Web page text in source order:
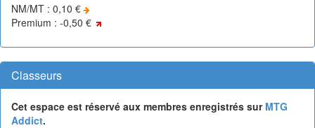
NM/MT : 0,10 €
Premium : -0,50 €
Classeurs
Cet espace est réservé aux membres enregistrés sur MTG
Addict.